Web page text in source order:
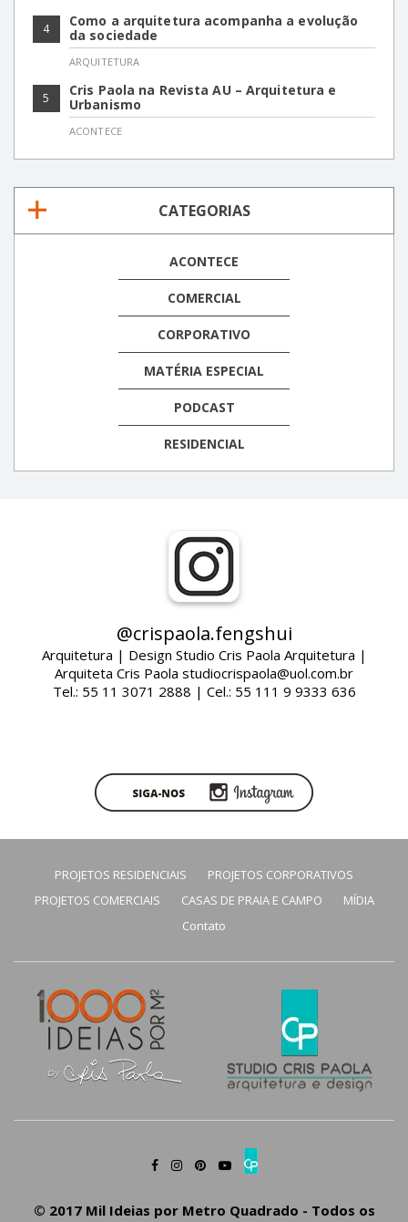
4
Como a arquitetura acompanha a evolução
da sociedade
ARQUITETURA
5
Cris Paola na Revista AU – Arquitetura e
Urbanismo
ACONTECE
CATEGORIAS
ACONTECE
COMERCIAL
CORPORATIVO
MATÉRIA ESPECIAL
PODCAST
RESIDENCIAL
@crispaola.fengshui
Arquitetura | Design Studio Cris Paola Arquitetura |
Arquiteta Cris Paola studiocrispaola@uol.com.br
Tel.: 55 11 3071 2888 | Cel.: 55 111 9 9333 636
PROJETOS RESIDENCIAIS
PROJETOS CORPORATIVOS
PROJETOS COMERCIAIS
CASAS DE PRAIA E CAMPO
MÍDIA
Contato
© 2017 Mil Ideias por Metro Quadrado - Todos os